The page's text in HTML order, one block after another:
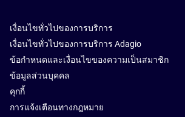
เงื่อนไขทั่วไปของการบริการ
เงื่อนไขทั่วไปของการบริการ Adagio
ข้อกำหนดและเงื่อนไขของความเป็นสมาชิก
ข้อมูลส่วนบุคคล
คุกกี้
การแจ้งเตือนทางกฎหมาย